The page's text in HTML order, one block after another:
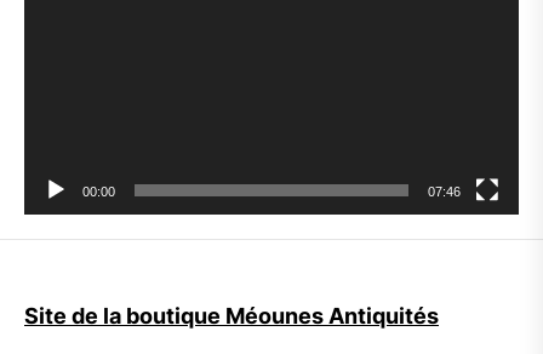
00:00 07:46
Site de la boutique Méounes Antiquités